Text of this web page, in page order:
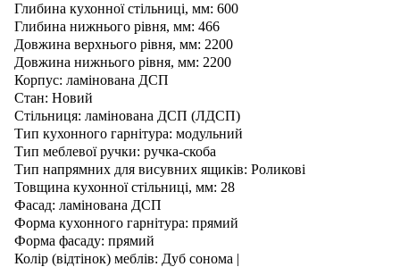
Глибина кухонної стільниці, мм: 600
Глибина нижнього рівня, мм: 466
Довжина верхнього рівня, мм: 2200
Довжина нижнього рівня, мм: 2200
Корпус: ламінована ДСП
Стан: Новий
Стільниця: ламінована ДСП (ЛДСП)
Тип кухонного гарнітура: модульний
Тип меблевої ручки: ручка-скоба
Тип напрямних для висувних ящиків: Роликові
Товщина кухонної стільниці, мм: 28
Фасад: ламінована ДСП
Форма кухонного гарнітура: прямий
Форма фасаду: прямий
Колір (відтінок) меблів: Дуб сонома |